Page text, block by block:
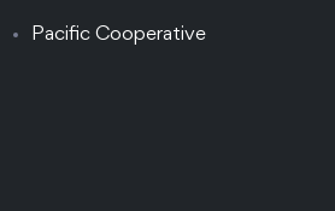
Pacific Cooperative